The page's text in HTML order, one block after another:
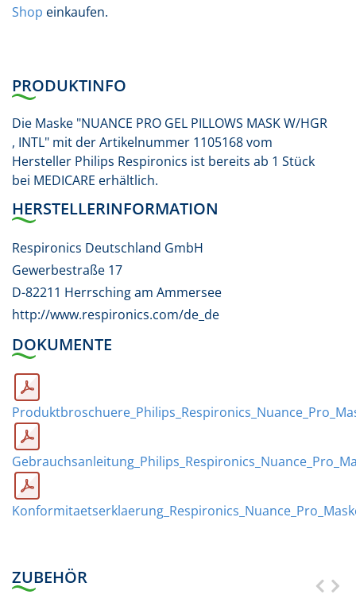
Shop einkaufen.
PRODUKTINFO
Die Maske "NUANCE PRO GEL PILLOWS MASK W/HGR
, INTL" mit der Artikelnummer 1105168 vom
Hersteller Philips Respironics ist bereits ab 1 Stück
bei MEDICARE erhältlich.
HERSTELLERINFORMATION
Respironics Deutschland GmbH
Gewerbestraße 17
D-82211 Herrsching am Ammersee
http://www.respironics.com/de_de
DOKUMENTE
ZUBEHÖR